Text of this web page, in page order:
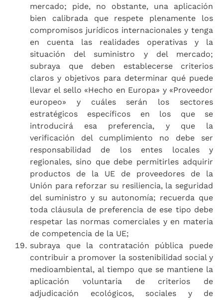
mercado; pide, no obstante, una aplicación
bien calibrada que respete plenamente los
compromisos jurídicos internacionales y tenga
en cuenta las realidades operativas y la
situación del suministro y del mercado;
subraya que deben establecerse criterios
claros y objetivos para determinar qué puede
llevar el sello «Hecho en Europa» y «Proveedor
europeo» y cuáles serán los sectores
estratégicos específicos en los que se
introducirá esa preferencia, y que la
verificación del cumplimiento no debe ser
responsabilidad de los entes locales y
regionales, sino que debe permitirles adquirir
productos de la UE de proveedores de la
Unión para reforzar su resiliencia, la seguridad
del suministro y su autonomía; recuerda que
toda cláusula de preferencia de ese tipo debe
respetar las normas comerciales y en materia
de competencia de la UE;
subraya que la contratación pública puede
contribuir a promover la sostenibilidad social y
medioambiental, al tiempo que se mantiene la
aplicación voluntaria de criterios de
adjudicación ecológicos, sociales y de